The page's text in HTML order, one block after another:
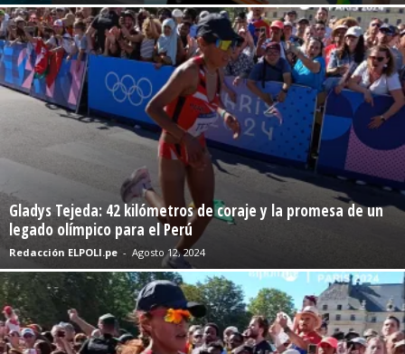
Gladys Tejeda: 42 kilómetros de coraje y la promesa de un
legado olímpico para el Perú
Redacción ELPOLI.pe - Agosto 12, 2024